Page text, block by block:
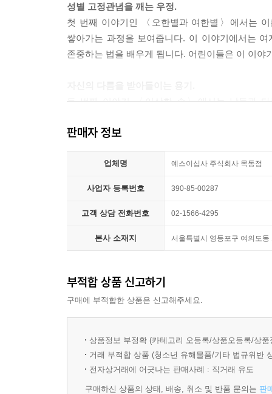
--- p.70
성별 고정관념을 깨는 우정.
첫 번째 이야기인 〈오한별과 여한별〉에서는
쌓아가는 과정을 보여줍니다. 이 이야기에서는
존중하는 법을 배우게 됩니다. 어린이들은 이 이
두 번째 이야기 〈이상한 손〉에서는 남들과
꿈을 이룰 수 있다는 희망과 용기를 전해 줍니다.
문해력도 잡고, 한 번 더 생각해 보는 독후 활동.
평등한 세상을 꿈꾸며 성장할 수 있을 것입니다.
『달라서 빛나와 함께 아이들이 자신의 특별함을
판매자 정보
업체명 예스이십사 주식회사 목동점
사업자 등록번호 390-85-00287
고객 상담 전화번호 02-1566-4295
본사 소재지 서울특별시 영등포구 여의도
부적합 상품 신고하기
구매에 부적합한 상품은 신고해주세요.
상품정보 부정확 (카테고리 오등록/상품오등록/상
거래 부적합 상품 (청소년 유해물품/기타 법규위반
전자상거래에 어긋나는 판매사례 : 직거래 유도
구매하신 상품의 상태, 배송, 취소 및 반품 문의는 판